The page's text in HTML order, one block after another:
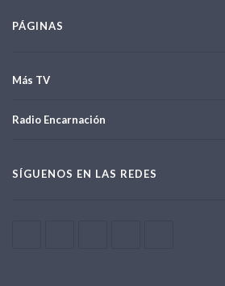
PÁGINAS
Más TV
Radio Encarnación
SÍGUENOS EN LAS REDES